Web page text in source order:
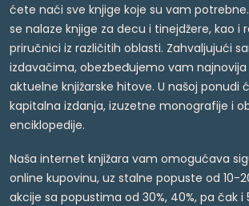
ćete naći sve knjige koje su vam
se nalaze knjige za decu i tinejdžere, kao i
priručnici iz različitih oblasti. Zahvaljujući
izdavačima, obezbeđujemo vam najnovija
aktuelne knjižarske hitove. U našoj ponudi
kapitalna izdanja, izuzetne monografije i
enciklopedije.
Naša internet knjižara vam omogućava
online kupovinu, uz stalne popuste od 10-
akcije sa popustima od 30%, 40%, pa čak i